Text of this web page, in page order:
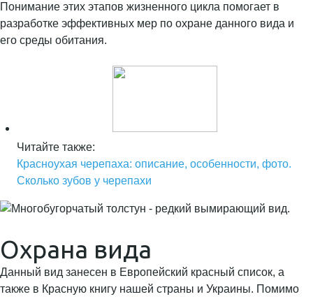
Понимание этих этапов жизненного цикла помогает в
разработке эффективных мер по охране данного вида и
его среды обитания.
Читайте также:
Красноухая черепаха: описание, особенности, фото.
Сколько зубов у черепахи
Охрана вида
Данный вид занесен в Европейский красный список, а
также в Красную книгу нашей страны и Украины. Помимо